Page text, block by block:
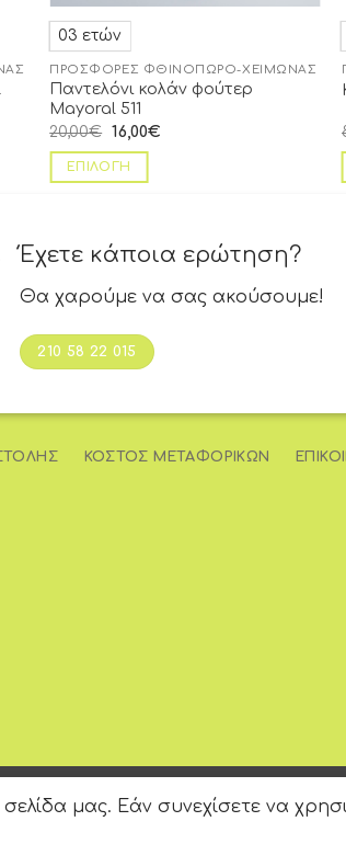
03 ετών
ΠΡΟΣΦΟΡΈΣ ΦΘΙΝΌΠΩΡΟ-ΧΕΙΜΏΝΑΣ
Παντελόνι κολάν φούτερ
Mayoral 511
20,00€ 16,00€
ΕΠΙΛΟΓΉ
Έχετε κάποια ερώτηση?
Θα χαρούμε να σας ακούσουμε!
210 58 22 015
ΚΌΣΤΟΣ ΜΕΤΑΦΟΡΙΚΏΝ
μας. Εάν συνεχίσετε να